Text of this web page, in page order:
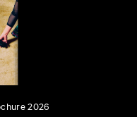
2026